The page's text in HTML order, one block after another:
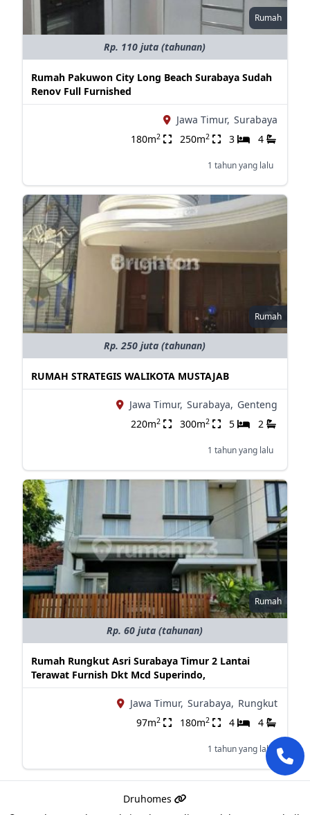
Rumah
Rp. 110 juta (tahunan)
Rumah Pakuwon City Long Beach Surabaya Sudah
Renov Full Furnished
Jawa Timur, Surabaya
180m2 250m2 3 4
1 tahun yang lalu
Rumah
Rp. 250 juta (tahunan)
RUMAH STRATEGIS WALIKOTA MUSTAJAB
Jawa Timur, Surabaya, Genteng
220m2 300m2 5 2
1 tahun yang lalu
Rumah
Rp. 60 juta (tahunan)
Rumah Rungkut Asri Surabaya Timur 2 Lantai
Terawat Furnish Dkt Mcd Superindo,
Jawa Timur, Surabaya, Rungkut
97m2 180m2 4 4
1 tahun yang lalu
Druhomes